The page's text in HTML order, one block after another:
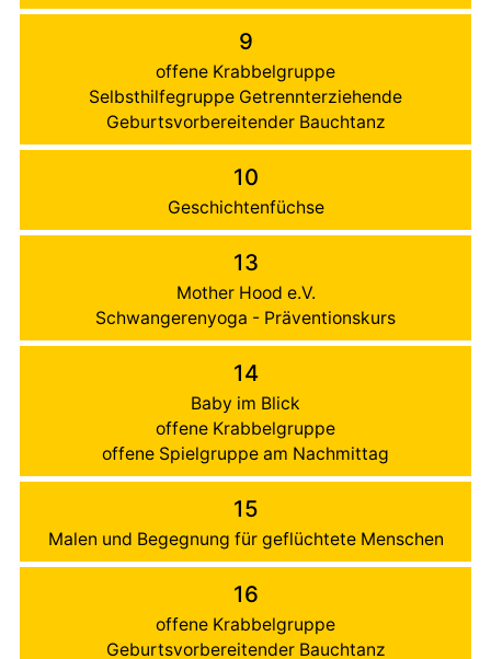
9
offene Krabbelgruppe
Selbsthilfegruppe Getrennterziehende
Geburtsvorbereitender Bauchtanz
10
Geschichtenfüchse
13
Mother Hood e.V.
Schwangerenyoga - Präventionskurs
14
Baby im Blick
offene Krabbelgruppe
offene Spielgruppe am Nachmittag
15
Malen und Begegnung für geflüchtete Menschen
16
offene Krabbelgruppe
Geburtsvorbereitender Bauchtanz